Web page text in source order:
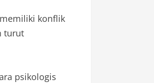
konflik
turut
psikologis